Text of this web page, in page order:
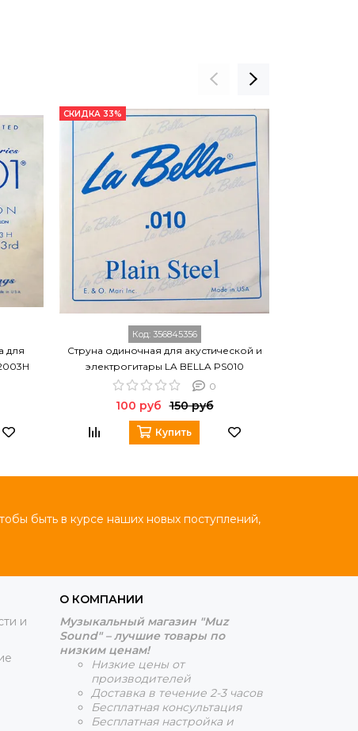
для
СКИДКА 33%
Код: 356845356
Струна одиночная для акустической и
электрогитары LA BELLA PS010
0
100 руб 150 руб
Купить
быть в курсе наших новых поступлений,
и
О КОМПАНИИ
Музыкальный магазин "Muz
Sound" – лучшие товары по
низким ценам!
Низкие цены от
производителей
Доставка в течение 2-3 часов
Бесплатная консультация
Бесплатная настройка и